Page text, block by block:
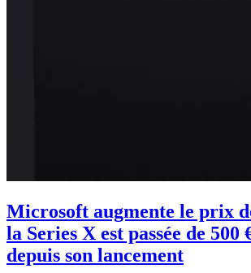
Microsoft augmente le prix
la Series X est passée de 500
depuis son lancement